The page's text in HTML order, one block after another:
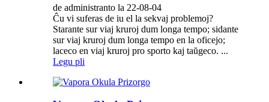
de administranto la 22-08-04
Ĉu vi suferas de iu el la sekvaj problemoj?
Starante sur viaj kruroj dum longa tempo; sidante
sur viaj kruroj dum longa tempo en la oficejo;
laceco en viaj kruroj pro sporto kaj taŭgeco. ...
Legu pli